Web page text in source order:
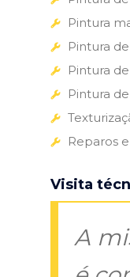
Pintura
Pintura
Pintura
Pintura
Reparos
Visita
A